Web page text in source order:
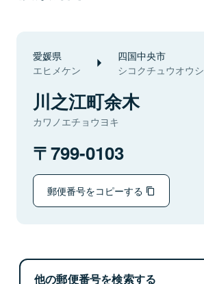
愛媛県
エヒメケン
四国中央市
シコクチュウオウシ
川之江町余木
カワノエチョウヨキ
799-0103
郵便番号をコピーする
他の郵便番号を検索する